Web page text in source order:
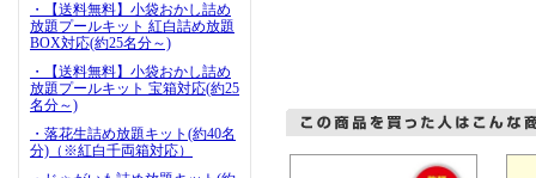
・【送料無料】小袋おかし詰め
放題プールキット 紅白詰め放題
BOX対応(約25名分～)
・【送料無料】小袋おかし詰め
放題プールキット 宝箱対応(約25
名分～)
・落花生詰め放題キット(約40名
分)（※紅白千両箱対応）